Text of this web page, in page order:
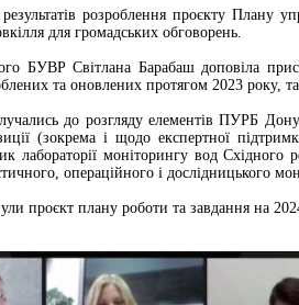
розроблення проєкту Плану
для громадських обговорень.
БУВР Світлана Барабаш доповіла
та оновлених протягом 2023 року, та
до розгляду елементів ПУРБ
(зокрема і щодо експертної
лабораторії моніторингу вод
операційного і дослідницького
проєкт плану роботи та завдання на